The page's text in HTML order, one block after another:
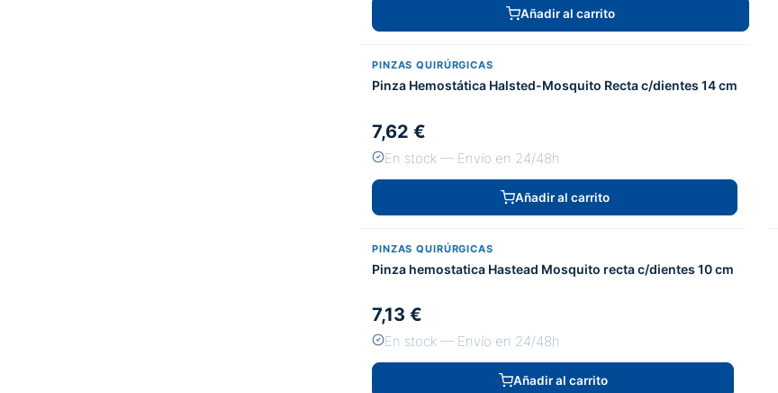
Añadir al carrito
PINZAS QUIRÚRGICAS
Pinza Hemostática Halsted-Mosquito Recta c/dientes 14 cm
7,62 €
En stock — Envío en 24/48h
Añadir al carrito
PINZAS QUIRÚRGICAS
Pinza hemostatica Hastead Mosquito recta c/dientes 10 cm
7,13 €
En stock — Envío en 24/48h
Añadir al carrito